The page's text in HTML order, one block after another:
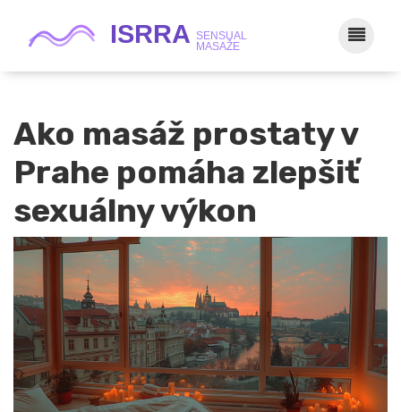
Ako masáž prostaty v
Prahe pomáha zlepšiť
sexuálny výkon